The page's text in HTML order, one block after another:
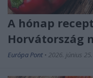
A hónap
Horvátország
Európa Pont • 2026. június 25.